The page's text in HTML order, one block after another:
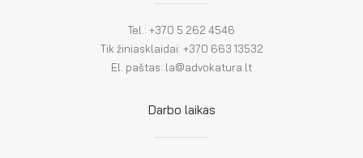
Tel.: +370 5 262 4546
Tik žiniasklaidai: +370 663 13532
El. paštas: la@advokatura.lt
Darbo laikas